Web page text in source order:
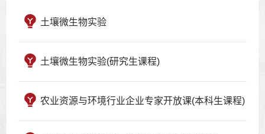
土壤微生物实验
土壤微生物实验(研究生课程)
农业资源与环境行业企业专家开放课(本科生课程)